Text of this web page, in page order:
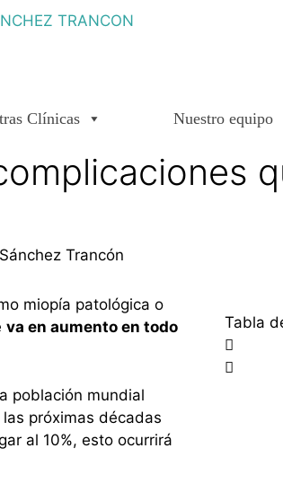
Clínicas Nuestro equipo
Trancón
miopía patológica o
va en aumento en todo
población mundial
próximas décadas
al 10%, esto ocurrirá
Tabla